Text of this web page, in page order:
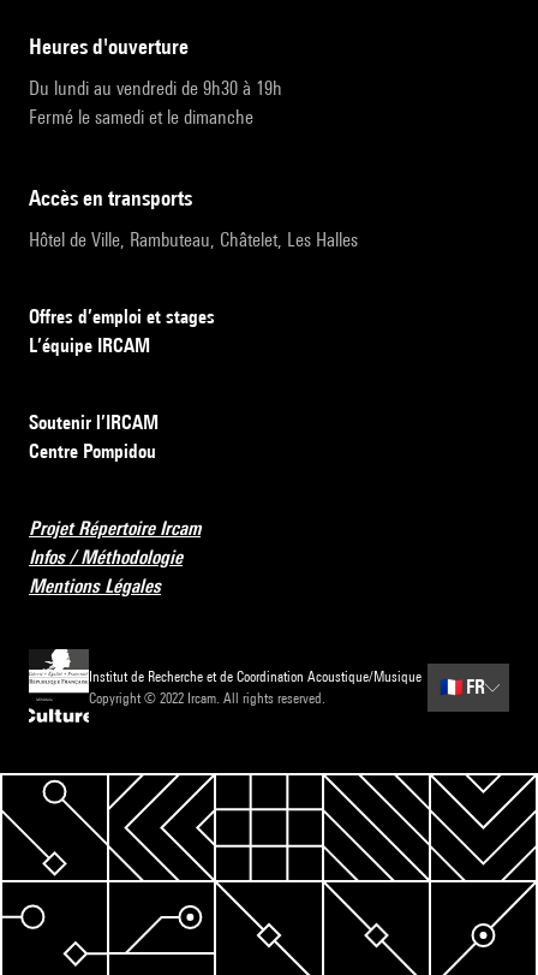
heures d'ouverture
Du lundi au vendredi de 9h30 à 19h
Fermé le samedi et le dimanche
accès en transports
Hôtel de Ville, Rambuteau, Châtelet, Les Halles
Offres d’emploi et stages
L’équipe IRCAM
Soutenir l’IRCAM
Centre Pompidou
Projet Répertoire Ircam
Infos / Méthodologie
Mentions Légales
Institut de Recherche et de Coordination Acoustique/Musique
Copyright © 2022 Ircam. All rights reserved.
🇫🇷 FR